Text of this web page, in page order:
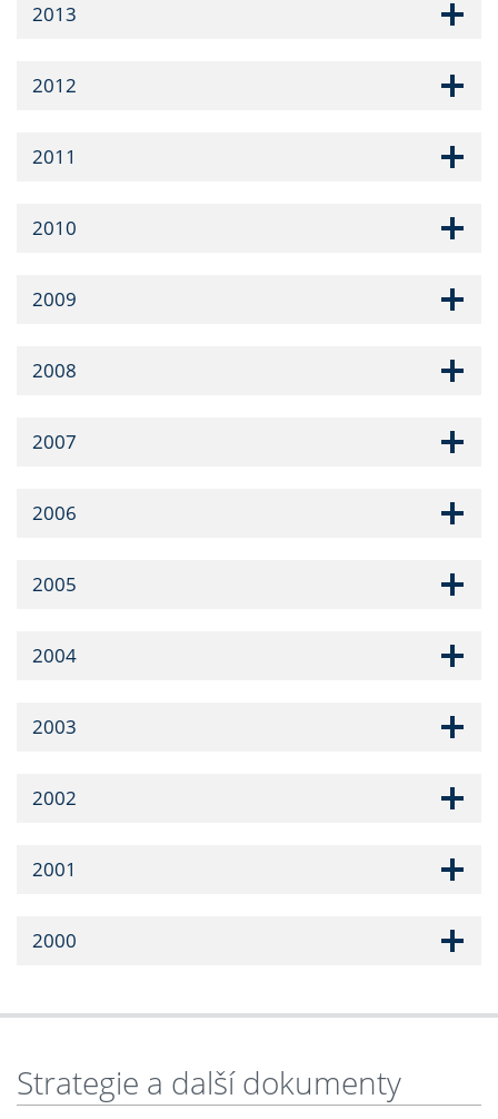
2013
2012
2011
2010
2009
2008
2007
2006
2005
2004
2003
2002
2001
2000
Strategie a další dokumenty